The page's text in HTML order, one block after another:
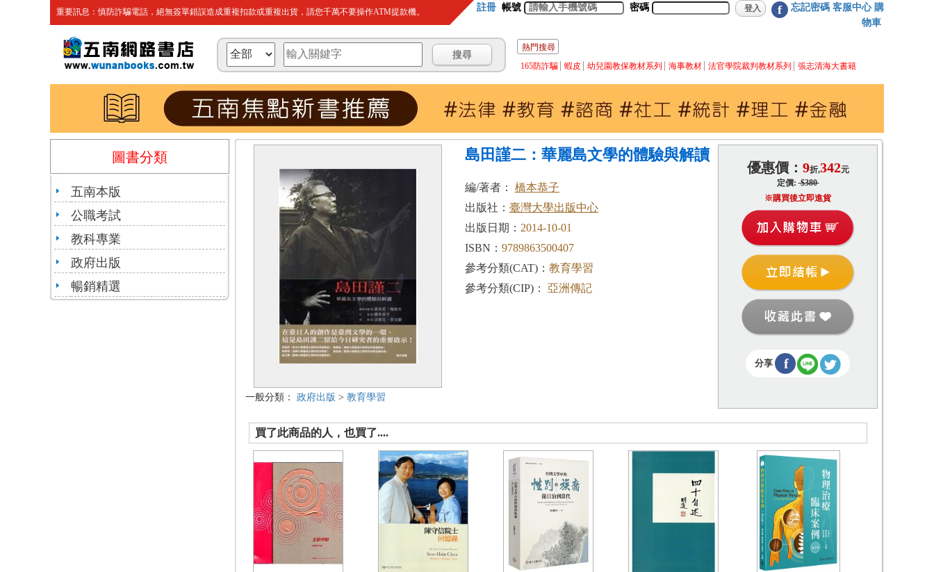
重要訊息：慎防詐騙電話，絕無簽單錯誤造成重複扣款或重複出貨，請您千萬不要操作ATM提款機。 註冊 帳號 密碼 f 忘記密碼 客服中心 購
物車
熱門搜尋
165防詐騙
蝦皮 幼兒園教保教材系列 海事教材 法官學院裁判教材系列 張志清海大書籍
圖書分類
五南本版
公職考試
教科專業
政府出版
暢銷精選
一般分類： 政府出版 > 教育學習
島田謹二：華麗島文學的體驗與解讀
編/著者： 橋本恭子
出版社： 臺灣大學出版中心
出版日期： 2014-10-01
ISBN： 9789863500407
參考分類(CAT)： 教育學習
參考分類(CIP)：
亞洲傳記
優惠價： 9折,342元
定價:$380
※購買後立即進貨
分享 f
買了此商品的人，也買了....